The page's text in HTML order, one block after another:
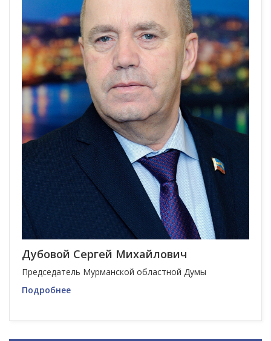
Дубовой Сергей Михайлович
Председатель Мурманской областной Думы
Подробнее